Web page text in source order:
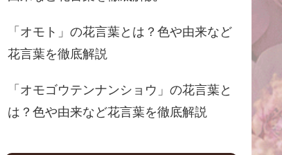
「オモト」の花言葉とは？色や由来など
花言葉を徹底解説
「オモゴウテンナンショウ」の花言葉と
は？色や由来など花言葉を徹底解説